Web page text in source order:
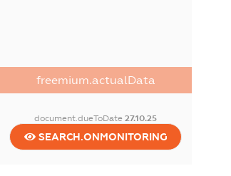
freemium.actualData
document.dueToDate27.10.25
SEARCH.ONMONITORING